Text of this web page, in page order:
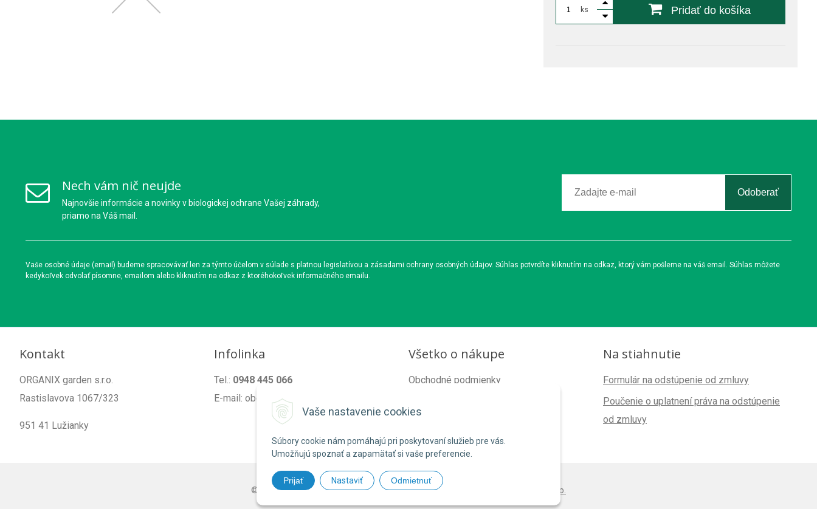
Vaše nastavenie cookies
Súbory cookie nám pomáhajú pri poskytovaní služieb pre vás.
Umožňujú spoznať a zapamätať si vaše preferencie.
Prijať Nastaviť Odmietnuť
ks Pridať do košíka
Nech vám nič neujde
Najnovšie informácie a novinky v biologickej ochrane Vašej záhrady,
priamo na Váš mail.
Odoberať
Vaše osobné údaje (email) budeme spracovávať len za týmto účelom v súlade s platnou legislatívou a zásadami ochrany osobných údajov. Súhlas potvrdíte kliknutím na odkaz, ktorý vám pošleme na váš email. Súhlas môžete
kedykoľvek odvolať písomne, emailom alebo kliknutím na odkaz z ktoréhokoľvek informačného emailu.
Kontakt
ORGANIX garden s.r.o.
Rastislavova 1067/323
951 41 Lužianky
Infolinka
Tel.: 0948 445 066
E-mail: obchod@organixgarden.sk
Všetko o nákupe
Obchodné podmienky
Na stiahnutie
Formulár na odstúpenie od zmluvy
Poučenie o uplatnení práva na odstúpenie
od zmluvy
© 2026 ORGANIXgarden •NextShop&e-shop Pohoda Connector NextCom s.r.o.